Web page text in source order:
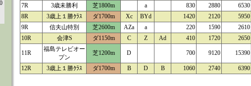
7R
3歳未勝利 芝1800m a 830 2880 6530
8R
3歳上１勝ｸﾗｽ ダ1700m Xc BYd 1420 2120 5950
9R
信夫山特別 芝2600m AZa a 220 1590 2610
10R
会津S ダ1150m C Z Ad 410 1720 2650
11R
福島テレビオー
プン
芝1200m D 700 9120 15390
12R 3歳上１勝ｸﾗｽ ダ1700m B D B 1060 2740 6390